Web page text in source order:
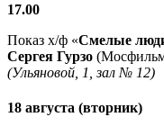
17.00
Показ х/ф «Смелые
Сергея Гурзо
(Ульяновой, 1, зал № 12)
18 августа (вторник)